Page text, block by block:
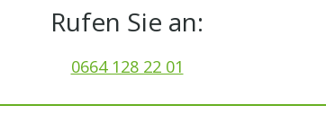
Rufen Sie an:
0664 128 22 01